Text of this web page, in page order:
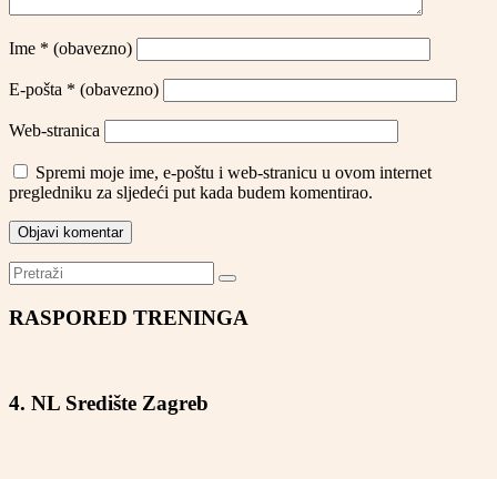
Ime * (obavezno)
E-pošta * (obavezno)
Web-stranica
Spremi moje ime, e-poštu i web-stranicu u ovom internet
pregledniku za sljedeći put kada budem komentirao.
RASPORED TRENINGA
4. NL Središte Zagreb